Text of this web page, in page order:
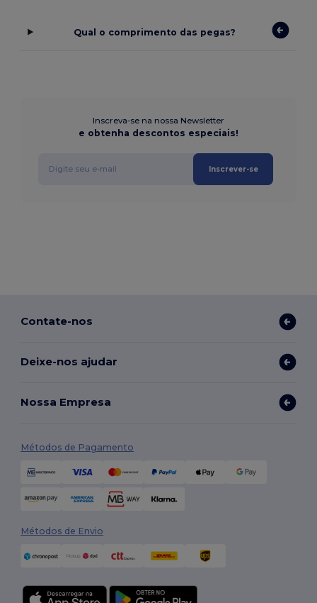
Qual o comprimento das pegas?
Inscreva-se na nossa Newsletter
e obtenha descontos especiais!
Inscrever-se
Contate-nos
Deixe-nos ajudar
Nossa Empresa
Métodos de Pagamento
Métodos de Envio